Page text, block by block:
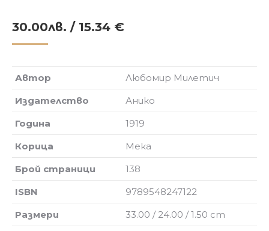
30.00лв. / 15.34 €
Автор
Любомир Милетич
Издателство
Анико
Година
1919
Корица
Мека
Брой страници
138
ISBN
9789548247122
Размери
33.00 / 24.00 / 1.50 cm